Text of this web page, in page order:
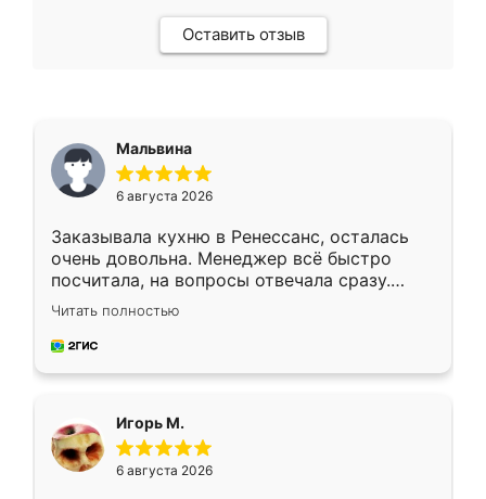
Оставить отзыв
Мальвина
6 августа 2026
Заказывала кухню в Ренессанс, осталась
очень довольна. Менеджер всё быстро
посчитала, на вопросы отвечала сразу.
Замерщик приехал в субботу, подошёл к
делу со всей ответственностью. Собрали
за день, ребята работали аккуратно, даже
Читать полностью
Игорь М.
6 августа 2026